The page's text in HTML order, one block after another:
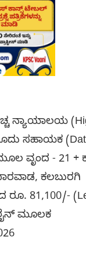
ನ್ಯಾಯಾಲಯ
ಸಹಾಯಕ
ವೃಂದ - 21 +
ಕಲಬುರಗಿ
ರೂ. 81,100/-
ಮೂಲಕ